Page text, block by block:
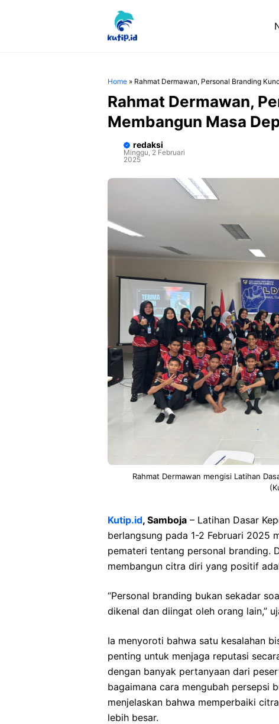
Home » Rahmat Dermawan, Personal Branding
Rahmat Dermawan,
Membangun Masa
redaksi
Minggu, 2 Februari
2025
Rahmat Dermawan mengisi Latihan
Kutip.id, Samboja – Latihan Dasar
berlangsung pada 1-2 Februari 2025
pemateri tentang personal branding.
membangun citra diri yang positif
“Personal branding bukan sekadar
dikenal dan diingat oleh orang lain,”
Ia menyoroti bahwa satu kesalahan
penting untuk menjaga reputasi
dengan banyak pertanyaan dari
bagaimana cara mengubah persepsi
menjelaskan bahwa memperbaiki
lebih besar.